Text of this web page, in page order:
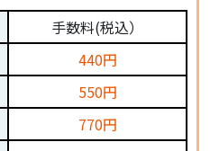
手数料(税込）
440円
550円
770円